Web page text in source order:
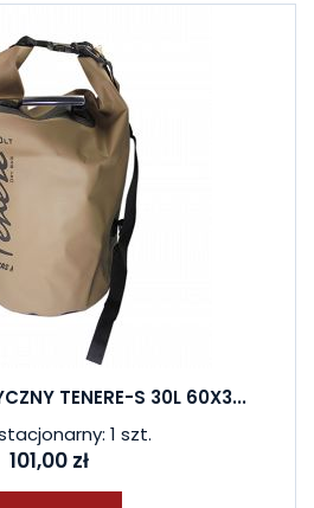
TENERE-S 30L 60X3...
1 szt.
101,00 zł